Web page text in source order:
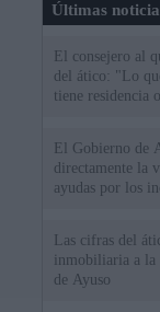
Últimas
El consejero al
del ático: "Lo
tiene residencia
El Gobierno de
directamente la
ayudas por los
Las cifras del
inmobiliaria a la
de Ayuso